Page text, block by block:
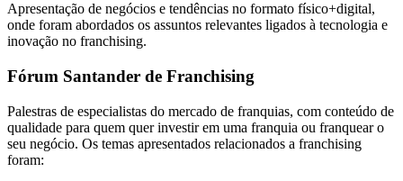
Apresentação de negócios e tendências no formato físico+digital,
onde foram abordados os assuntos relevantes ligados à tecnologia e
inovação no franchising.
Fórum Santander de Franchising
Palestras de especialistas do mercado de franquias, com conteúdo de
qualidade para quem quer investir em uma franquia ou franquear o
seu negócio. Os temas apresentados relacionados a franchising
foram: